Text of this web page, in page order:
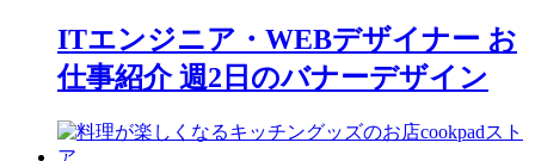
ITエンジニア・WEBデザイナー お
仕事紹介 週2日のバナーデザイン